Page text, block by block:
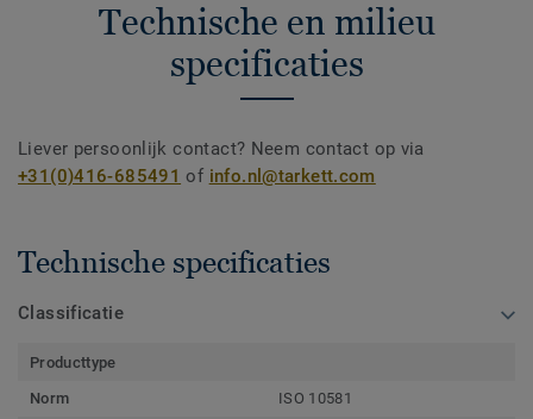
Technische en milieu
specificaties
Liever persoonlijk contact? Neem contact op via
+31(0)416-685491 of info.nl@tarkett.com
Technische specificaties
Classificatie
Producttype
Norm
ISO 10581